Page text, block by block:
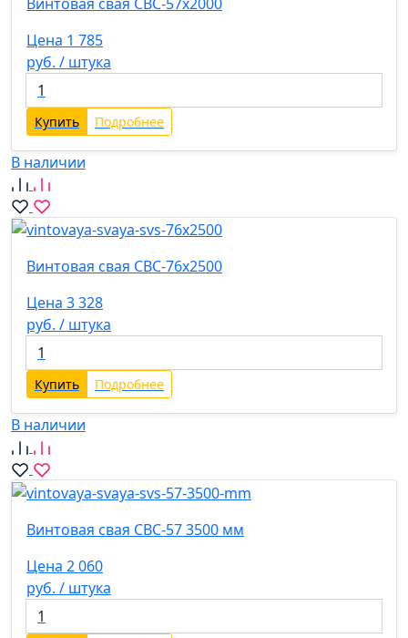
Цена 1 785
руб. / штука
Купить Подробнее
В наличии
Винтовая свая СВС-76х2500
Цена 3 328
руб. / штука
Купить Подробнее
В наличии
Винтовая свая СВС-57 3500 мм
Цена 2 060
руб. / штука